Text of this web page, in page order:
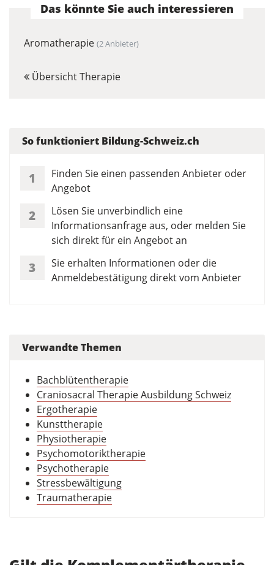
Das könnte Sie auch interessieren
Aromatherapie (2 Anbieter)
Übersicht Therapie
So funktioniert Bildung-Schweiz.ch
1
Finden Sie einen passenden Anbieter oder
Angebot
2
Lösen Sie unverbindlich eine
Informationsanfrage aus, oder melden Sie
sich direkt für ein Angebot an
3
Sie erhalten Informationen oder die
Anmeldebestätigung direkt vom Anbieter
Verwandte Themen
Bachblütentherapie
Craniosacral Therapie Ausbildung Schweiz
Ergotherapie
Kunsttherapie
Physiotherapie
Psychomotoriktherapie
Psychotherapie
Stressbewältigung
Traumatherapie